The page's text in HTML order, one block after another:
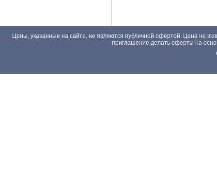
Цены, указанные на сайте, не являются публичной офертой. Цена не
приглашение делать оферты на